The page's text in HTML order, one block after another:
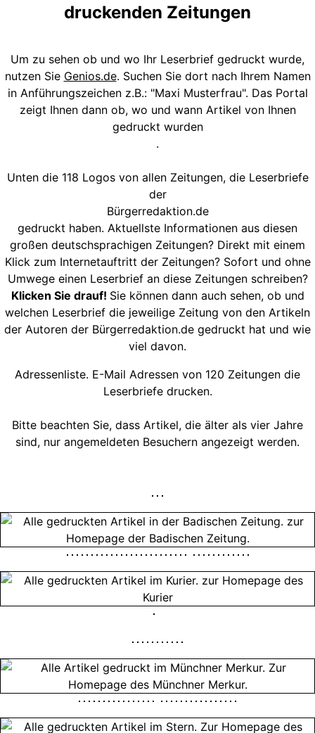
druckenden Zeitungen
Um zu sehen ob und wo Ihr Leserbrief gedruckt wurde,
nutzen Sie Genios.de. Suchen Sie dort nach Ihrem Namen
in Anführungszeichen z.B.: "Maxi Musterfrau". Das Portal
zeigt Ihnen dann ob, wo und wann Artikel von Ihnen
gedruckt wurden
.
Unten die 118 Logos von allen Zeitungen, die Leserbriefe
der
Bürgerredaktion.de
gedruckt haben. Aktuellste Informationen aus diesen
großen deutschsprachigen Zeitungen? Direkt mit einem
Klick zum Internetauftritt der Zeitungen? Sofort und ohne
Umwege einen Leserbrief an diese Zeitungen schreiben?
Klicken Sie drauf! Sie können dann auch sehen, ob und
welchen Leserbrief die jeweilige Zeitung von den Artikeln
der Autoren der Bürgerredaktion.de gedruckt hat und wie
viel davon.
Adressenliste. E-Mail Adressen von 120 Zeitungen die
Leserbriefe drucken.
Bitte beachten Sie, dass Artikel, die älter als vier Jahre
sind, nur angemeldeten Besuchern angezeigt werden.